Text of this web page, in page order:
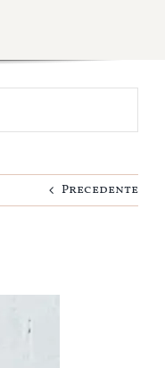
Precedente